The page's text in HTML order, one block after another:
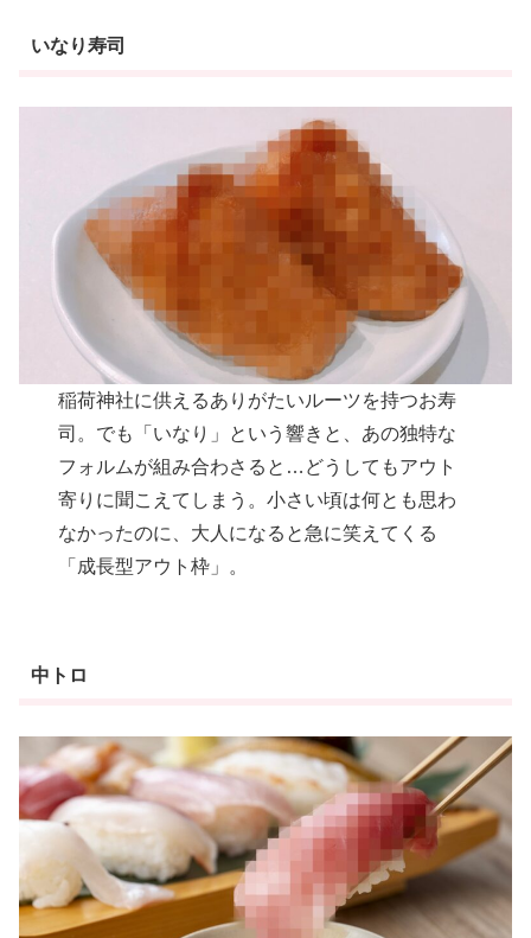
いなり寿司
稲荷神社に供えるありがたいルーツを持つお寿
司。でも「いなり」という響きと、あの独特な
フォルムが組み合わさると…どうしてもアウト
寄りに聞こえてしまう。小さい頃は何とも思わ
なかったのに、大人になると急に笑えてくる
「成長型アウト枠」。
中トロ